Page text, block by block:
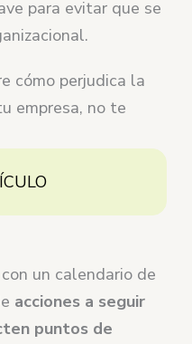
para evitar que se
cómo perjudica la
empresa, no te
un calendario de
acciones a seguir
puntos de